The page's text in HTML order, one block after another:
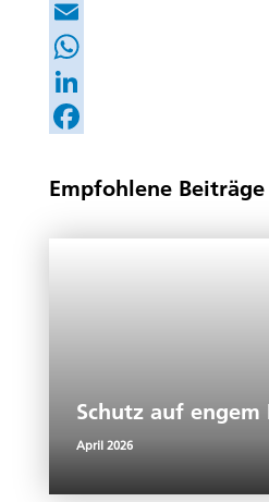
Copy
Link
Email
WhatsApp
LinkedIn
Empfohlene Beiträge
Schutz auf engem
April 2026